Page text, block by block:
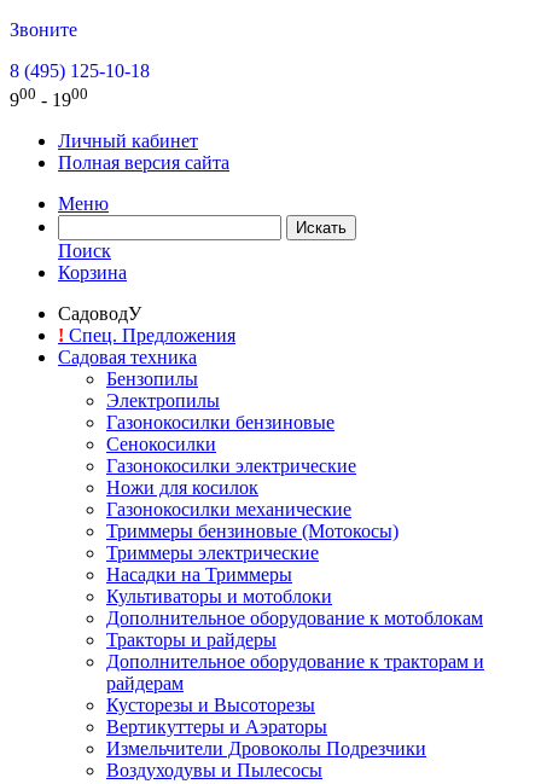
Звоните
8 (495) 125-10-18
900 - 1900
Личный кабинет
Полная версия сайта
Меню
Поиск
Корзина
СадоводУ
! Спец. Предложения
Садовая техника
Бензопилы
Электропилы
Газонокосилки бензиновые
Сенокосилки
Газонокосилки электрические
Ножи для косилок
Газонокосилки механические
Триммеры бензиновые (Мотокосы)
Триммеры электрические
Насадки на Триммеры
Культиваторы и мотоблоки
Дополнительное оборудование к мотоблокам
Тракторы и райдеры
Дополнительное оборудование к тракторам и
райдерам
Кусторезы и Высоторезы
Вертикуттеры и Аэраторы
Измельчители Дровоколы Подрезчики
Воздуходувы и Пылесосы